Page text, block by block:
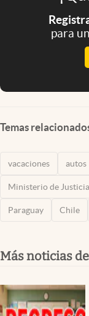
para
Temas
vacaciones autos
Ministerio de
Paraguay Chile
Más noticias de